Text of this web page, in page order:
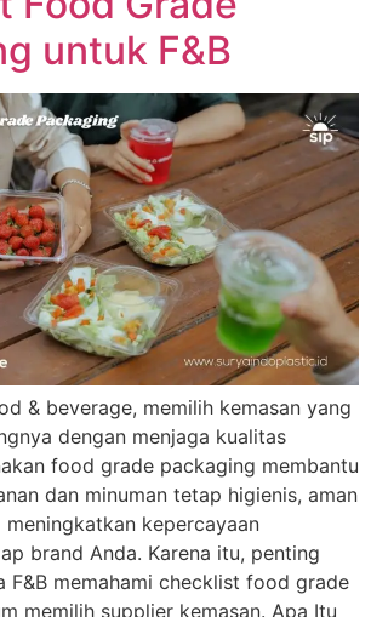
untuk F&B
& beverage, memilih kemasan yang
dengan menjaga kualitas
food grade packaging membantu
dan minuman tetap higienis, aman
kepercayaan
brand Anda. Karena itu, penting
F&B memahami checklist food grade
memilih supplier kemasan. Apa Itu